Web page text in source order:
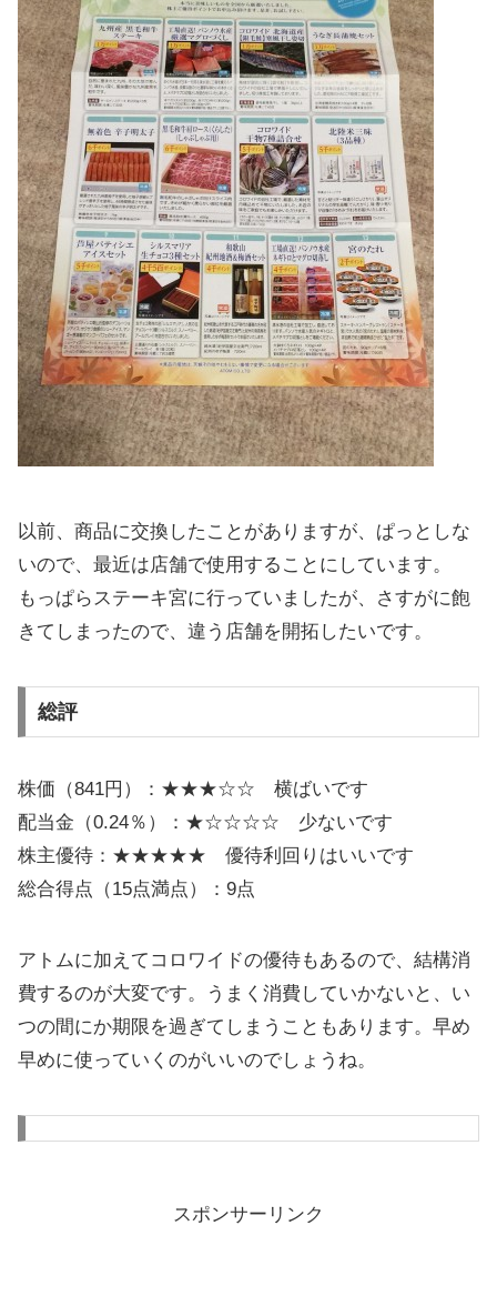
以前、商品に交換したことがありますが、ぱっとしな
いので、最近は店舗で使用することにしています。
もっぱらステーキ宮に行っていましたが、さすがに飽
きてしまったので、違う店舗を開拓したいです。
総評
株価（841円）：★★★☆☆ 横ばいです
配当金（0.24％）：★☆☆☆☆ 少ないです
株主優待：★★★★★ 優待利回りはいいです
総合得点（15点満点）：9点
アトムに加えてコロワイドの優待もあるので、結構消
費するのが大変です。うまく消費していかないと、い
つの間にか期限を過ぎてしまうこともあります。早め
早めに使っていくのがいいのでしょうね。
スポンサーリンク